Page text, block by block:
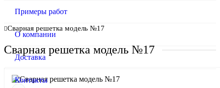
Примеры работ
О компании
Доставка
Контакты
Сварная решетка модель №17
Сварная решетка модель №17